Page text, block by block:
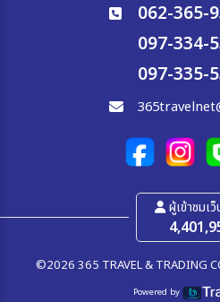
062-365-
097-334-
097-335-
ผู้เข้าชมเว็
©2026 365 TRAVEL & TRADING
Powered by